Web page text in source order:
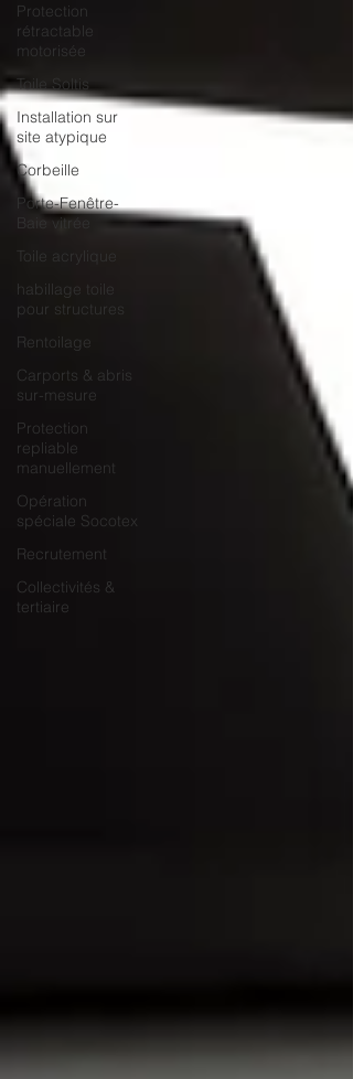
Protection
rétractable
motorisée
Toile Soltis
Installation sur
site atypique
Corbeille
Porte-Fenêtre-
Baie vitrée
Toile acrylique
habillage toile
pour structures
Rentoilage
Carports & abris
sur-mesure
Protection
repliable
manuellement
Opération
spéciale Socotex
Recrutement
Collectivités &
tertiaire